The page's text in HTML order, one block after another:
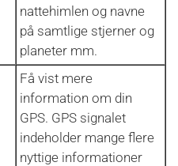
nattehimlen og navne
på samtlige stjerner og
planeter mm.
Få vist mere
information om din
GPS. GPS signalet
indeholder mange flere
nyttige informationer